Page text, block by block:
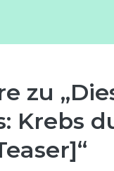
zu
Krebs